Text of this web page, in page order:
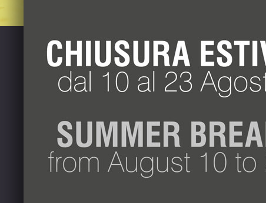
+39 049
+39 049
Via G.B.
CONDIZIONI DI FORNITURA